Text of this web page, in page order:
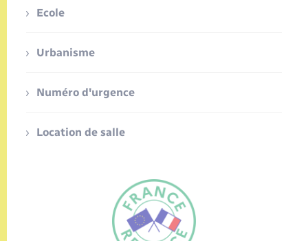
Ecole
Urbanisme
Numéro d'urgence
Location de salle